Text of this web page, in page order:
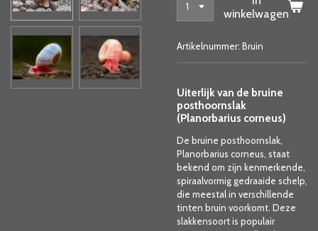
winkelwagen
Artikelnummer: Bruin
Uiterlijk van de bruine
posthoornslak
(Planorbarius corneus)
De bruine posthoornslak,
Planorbarius corneus, staat
bekend om zijn kenmerkende,
spiraalvormig gedraaide schelp,
die meestal in verschillende
tinten bruin voorkomt. Deze
slakkensoort is populair